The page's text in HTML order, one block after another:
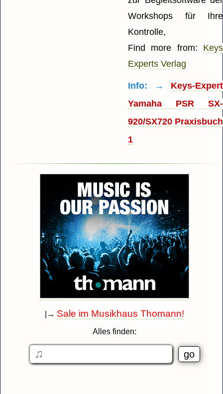
Workshops für Ihre
Kontrolle,
Find more from: Keys
Experts Verlag
Info: → Keys-Expert
Yamaha PSR SX-
920/SX720 Praxisbuch
1
|→ Sale im Musikhaus Thomann!
Alles finden: